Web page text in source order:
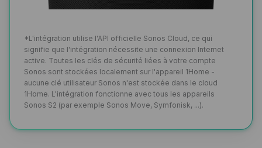
*L'intégration utilise l'API officielle Sonos Cloud, ce qui
signifie que l'intégration nécessite une connexion Internet
active. Toutes les clés de sécurité liées à votre compte
Sonos sont stockées localement sur l'appareil 1Home -
aucune clé utilisateur Sonos n'est stockée dans le cloud
1Home. L'intégration fonctionne avec tous les appareils
Sonos S2 (par exemple Sonos Move, Symfonisk, ...).